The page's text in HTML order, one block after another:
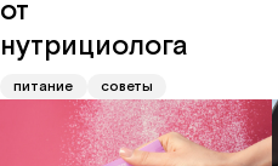
от
нутрициолога
питание советы